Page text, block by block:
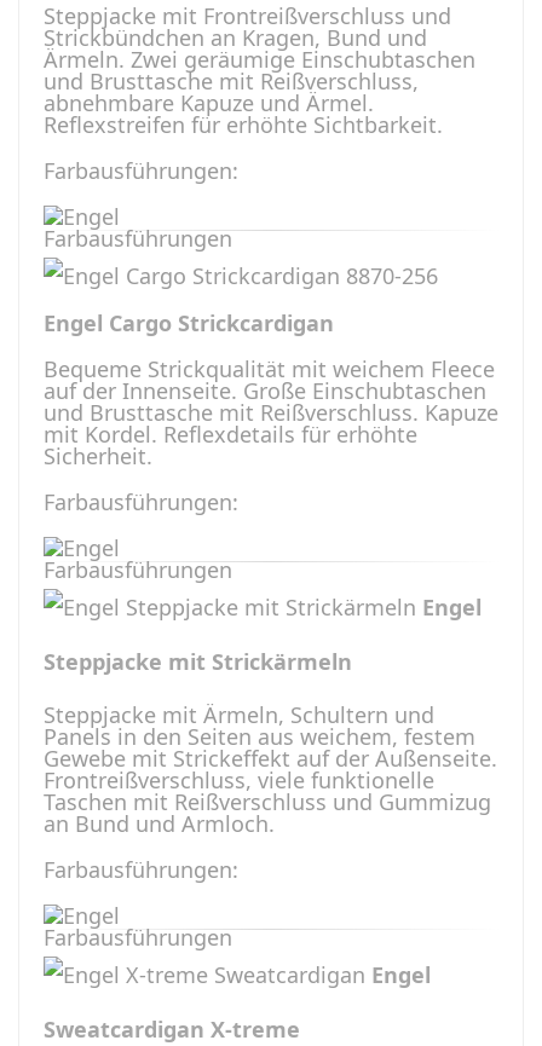
Steppjacke mit Frontreißverschluss und
Strickbündchen an Kragen, Bund und
Ärmeln. Zwei geräumige Einschubtaschen
und Brusttasche mit Reißverschluss,
abnehmbare Kapuze und Ärmel.
Reflexstreifen für erhöhte Sichtbarkeit.
Farbausführungen:
Engel Cargo Strickcardigan
Bequeme Strickqualität mit weichem Fleece
auf der Innenseite. Große Einschubtaschen
und Brusttasche mit Reißverschluss. Kapuze
mit Kordel. Reflexdetails für erhöhte
Sicherheit.
Farbausführungen:
Engel
Steppjacke mit Strickärmeln
Steppjacke mit Ärmeln, Schultern und
Panels in den Seiten aus weichem, festem
Gewebe mit Strickeffekt auf der Außenseite.
Frontreißverschluss, viele funktionelle
Taschen mit Reißverschluss und Gummizug
an Bund und Armloch.
Farbausführungen:
Engel
Sweatcardigan X-treme